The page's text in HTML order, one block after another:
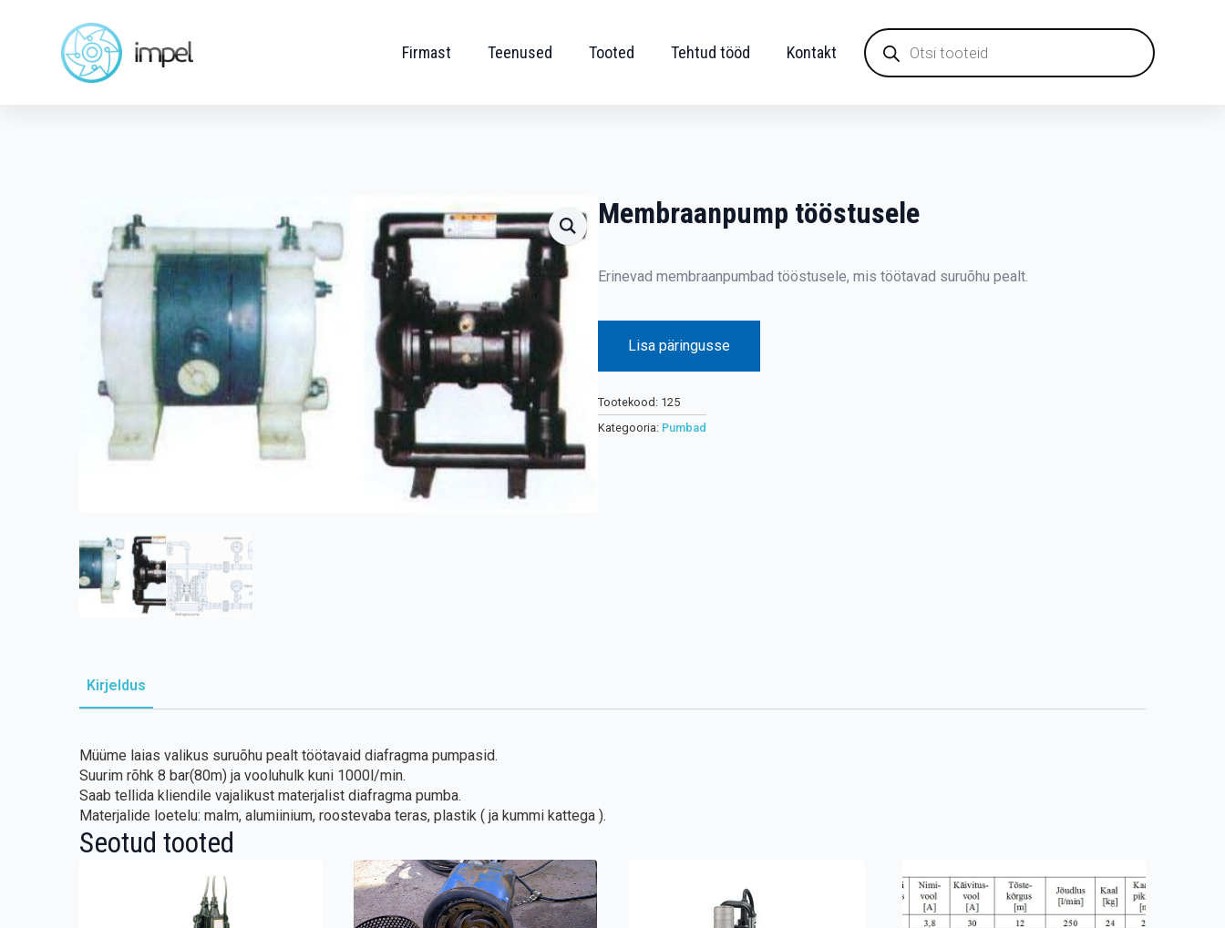
Firmast Teenused Tooted Tehtud tööd Kontakt
Products
search
Membraanpump tööstusele
Erinevad membraanpumbad tööstusele, mis töötavad suruõhu pealt.
Lisa päringusse
Tootekood: 125
Kategooria: Pumbad
Kirjeldus
Müüme laias valikus suruõhu pealt töötavaid diafragma pumpasid.
Suurim rõhk 8 bar(80m) ja vooluhulk kuni 1000l/min.
Saab tellida kliendile vajalikust materjalist diafragma pumba.
Materjalide loetelu: malm, alumiinium, roostevaba teras, plastik ( ja kummi kattega ).
Seotud tooted